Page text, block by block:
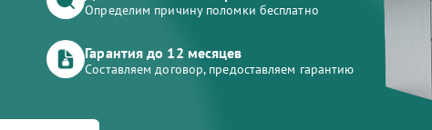
Определим причину поломки бесплатно
Гарантия до 12 месяцев
Составляем договор, предоставляем гарантию